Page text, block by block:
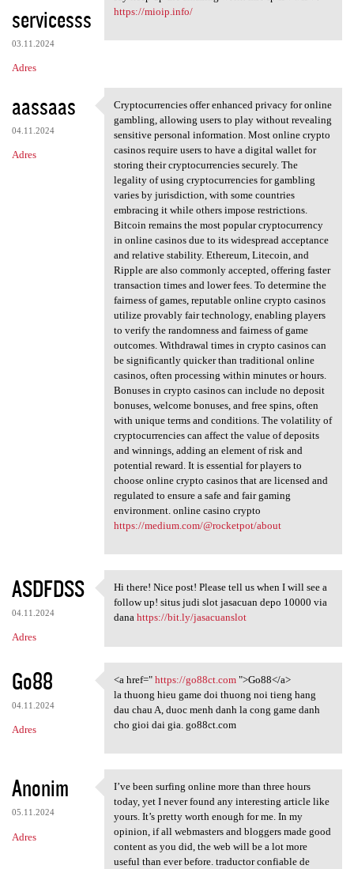
servicesss
03.11.2024
Adres
https://mioip.info/
aassaas
04.11.2024
Adres
Cryptocurrencies offer
Cryptocurrencies offer enhanced privacy for online
gambling, allowing users to play without revealing
sensitive personal information. Most online crypto
casinos require users to have a digital wallet for
storing their cryptocurrencies securely. The
legality of using cryptocurrencies for gambling
varies by jurisdiction, with some countries
embracing it while others impose restrictions.
Bitcoin remains the most popular cryptocurrency
in online casinos due to its widespread acceptance
and relative stability. Ethereum, Litecoin, and
Ripple are also commonly accepted, offering faster
transaction times and lower fees. To determine the
fairness of games, reputable online crypto casinos
utilize provably fair technology, enabling players
to verify the randomness and fairness of game
outcomes. Withdrawal times in crypto casinos can
be significantly quicker than traditional online
casinos, often processing within minutes or hours.
Bonuses in crypto casinos can include no deposit
bonuses, welcome bonuses, and free spins, often
with unique terms and conditions. The volatility of
cryptocurrencies can affect the value of deposits
and winnings, adding an element of risk and
potential reward. It is essential for players to
choose online crypto casinos that are licensed and
regulated to ensure a safe and fair gaming
environment. online casino crypto
https://medium.com/@rocketpot/about
ASDFDSS
04.11.2024
Adres
Hi there! Nice post! Please
Hi there! Nice post! Please tell us when I will see a
follow up! situs judi slot jasacuan depo 10000 via
dana https://bit.ly/jasacuanslot
Go88
04.11.2024
Adres
<a href=" https://go88ct.com
<a href=" https://go88ct.com">Go88</a>
la thuong hieu game doi thuong noi tieng hang
dau chau A, duoc menh danh la cong game danh
cho gioi dai gia. go88ct.com
Anonim
05.11.2024
Adres
I’ve been surfing online more
I’ve been surfing online more than three hours
today, yet I never found any interesting article like
yours. It’s pretty worth enough for me. In my
opinion, if all webmasters and bloggers made good
content as you did, the web will be a lot more
useful than ever before. traductor confiable de